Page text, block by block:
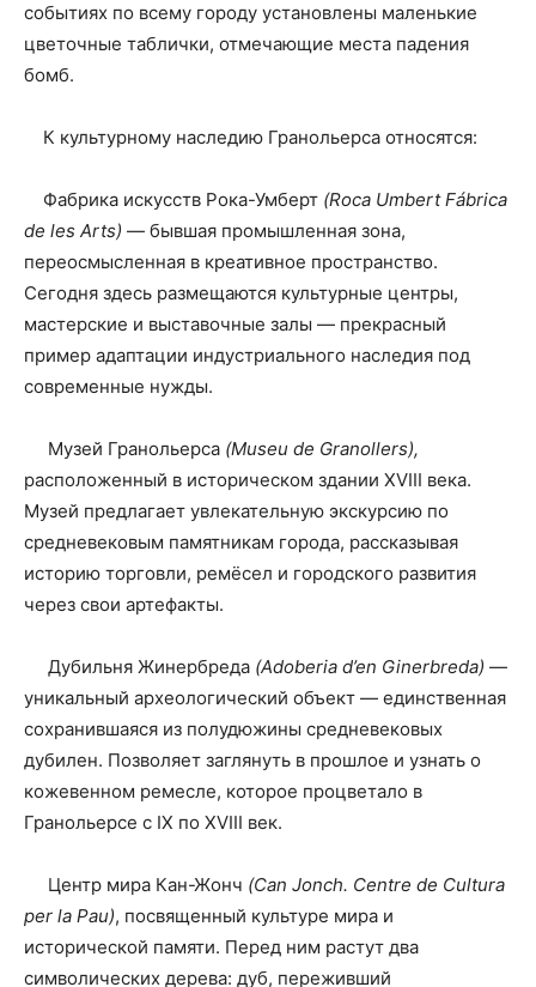
событиях по всему городу установлены маленькие
цветочные таблички, отмечающие места падения
бомб.
К культурному наследию Гранольерса относятся:
Фабрика искусств Рока-Умберт (Roca Umbert Fábrica
de les Arts) — бывшая промышленная зона,
переосмысленная в креативное пространство.
Сегодня здесь размещаются культурные центры,
мастерские и выставочные залы — прекрасный
пример адаптации индустриального наследия под
современные нужды.
Музей Гранольерса (Museu de Granollers),
расположенный в историческом здании XVIII века.
Музей предлагает увлекательную экскурсию по
средневековым памятникам города, рассказывая
историю торговли, ремёсел и городского развития
через свои артефакты.
Дубильня Жинербреда (Adoberia d’en Ginerbreda) —
уникальный археологический объект — единственная
сохранившаяся из полудюжины средневековых
дубилен. Позволяет заглянуть в прошлое и узнать о
кожевенном ремесле, которое процветало в
Гранольерсе с IX по XVIII век.
Центр мира Кан-Жонч (Can Jonch. Centre de Cultura
per la Pau), посвященный культуре мира и
исторической памяти. Перед ним растут два
символических дерева: дуб, переживший